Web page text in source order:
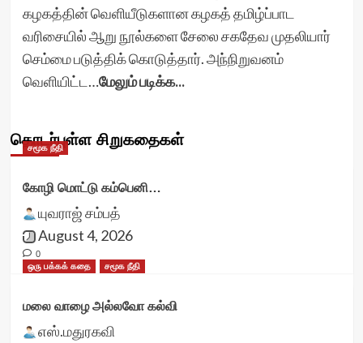
கழகத்தின் வெளியீடுகளான கழகத் தமிழ்ப்பாட
வரிசையில் ஆறு நூல்களை சேலை சகதேவ முதலியார்
செம்மை படுத்திக் கொடுத்தார். அந்நிறுவனம்
வெளியிட்ட…மேலும் படிக்க...
தொடர்புள்ள சிறுகதைகள்
சமூக நீதி
கோழி மொட்டு கம்பெனி…
யுவராஜ் சம்பத்
August 4, 2026
0
ஒரு பக்கக் கதை
சமூக நீதி
மலை வாழை அல்லவோ கல்வி
எஸ்.மதுரகவி